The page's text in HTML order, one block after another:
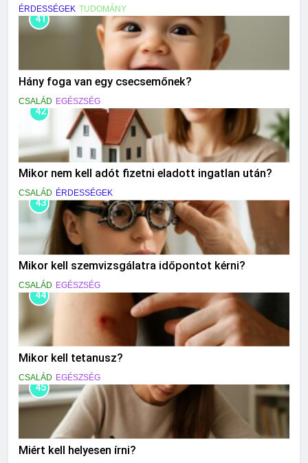
ÉRDESSÉGEK TUDOMÁNY
41
Hány foga van egy csecsemőnek?
CSALÁD EGÉSZSÉG
42
Mikor nem kell adót fizetni eladott ingatlan után?
CSALÁD ÉRDESSÉGEK
43
Mikor kell szemvizsgálatra időpontot kérni?
CSALÁD EGÉSZSÉG
44
Mikor kell tetanusz?
CSALÁD EGÉSZSÉG
45
Miért kell helyesen írni?